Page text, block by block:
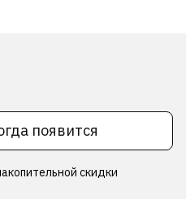
появится
скидки